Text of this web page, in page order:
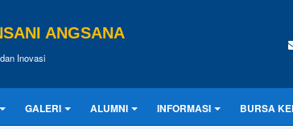
ANGSANA
Inovasi
GALERI ALUMNI INFORMASI BURSA